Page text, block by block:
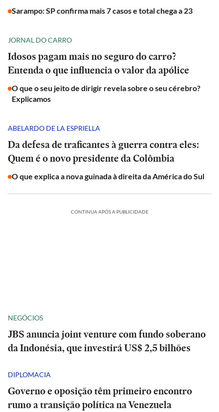
Sarampo: SP confirma mais 7 casos e total chega a 23
JORNAL DO CARRO
Idosos pagam mais no seguro do carro?
Entenda o que influencia o valor da apólice
O que o seu jeito de dirigir revela sobre o seu cérebro?
Explicamos
ABELARDO DE LA ESPRIELLA
Da defesa de traficantes à guerra contra eles:
Quem é o novo presidente da Colômbia
O que explica a nova guinada à direita da América do Sul
CONTINUA APÓS A PUBLICIDADE
NEGÓCIOS
JBS anuncia joint venture com fundo soberano
da Indonésia, que investirá US$ 2,5 bilhões
DIPLOMACIA
Governo e oposição têm primeiro encontro
rumo a transição política na Venezuela